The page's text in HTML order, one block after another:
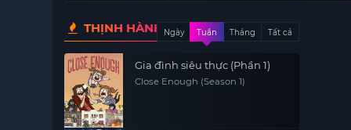
THỊNH HÀNH Ngày Tuần Tháng Tất cả
Gia đình siêu thực (Phần 1)
Close Enough (Season 1)